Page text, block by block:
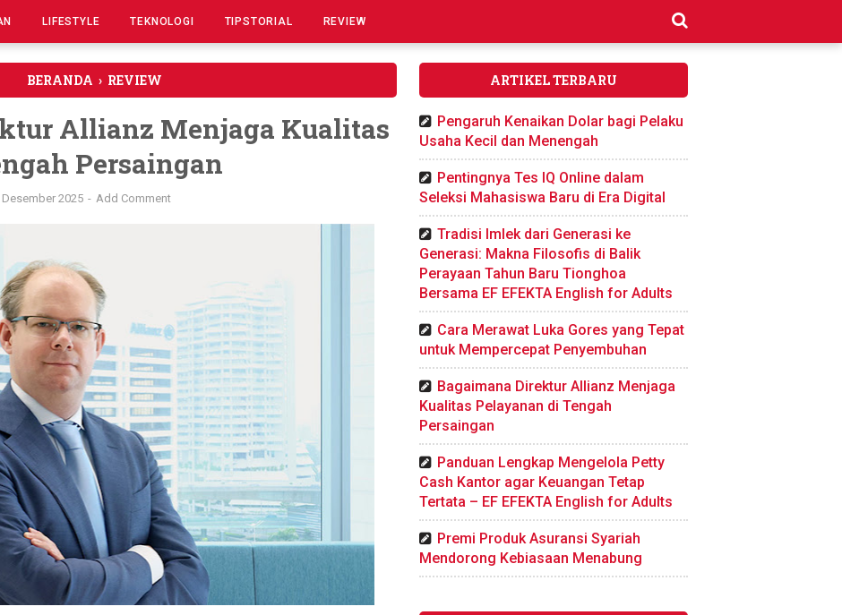
LIFESTYLE TEKNOLOGI TIPSTORIAL REVIEW
BERANDA › REVIEW
Allianz Menjaga Kualitas
Persaingan
2025 Add Comment
ARTIKEL TERBARU
Pengaruh Kenaikan Dolar bagi Pelaku
Usaha Kecil dan Menengah
Pentingnya Tes IQ Online dalam
Seleksi Mahasiswa Baru di Era Digital
Tradisi Imlek dari Generasi ke
Generasi: Makna Filosofis di Balik
Perayaan Tahun Baru Tionghoa
Bersama EF EFEKTA English for Adults
Cara Merawat Luka Gores yang Tepat
untuk Mempercepat Penyembuhan
Bagaimana Direktur Allianz Menjaga
Kualitas Pelayanan di Tengah
Persaingan
Panduan Lengkap Mengelola Petty
Cash Kantor agar Keuangan Tetap
Tertata – EF EFEKTA English for Adults
Premi Produk Asuransi Syariah
Mendorong Kebiasaan Menabung